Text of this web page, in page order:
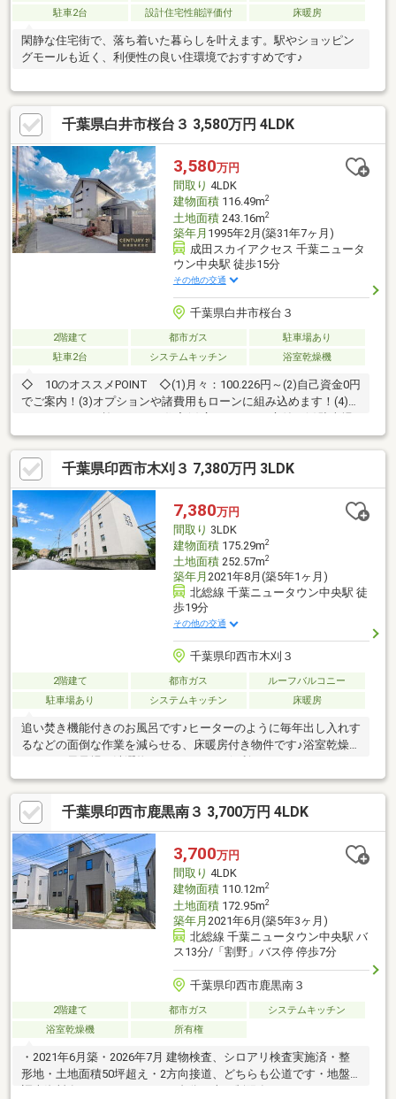
駐車2台
設計住宅性能評価付 床暖房
閑静な住宅街で、落ち着いた暮らしを叶えます。駅やショッピン
グモールも近く、利便性の良い住環境でおすすめです♪
千葉県白井市桜台３ 3,580万円 4LDK
3,580万円
間取り 4LDK
建物面積116.49m2
土地面積243.16m2
築年月 1995年2月(築31年7ヶ月)
成田スカイアクセス 千葉ニュータ
ウン中央駅 徒歩15分
その他の交通
千葉県白井市桜台３
2階建て 都市ガス
駐車場あり
駐車2台
システムキッチン 浴室乾燥機
◇ 10のオススメPOINT ◇(1)月々：100.226円～(2)自己資金0円
でご案内！(3)オプションや諸費用もローンに組み込めます！(4)エ
は２台縦列(7)２階にも洗面あり(8)全窓にシャッター雨戸付き(9)
生活環境充実の千葉NTエリア(10)住宅ローンに不安のある方、既
存借入のある方も◎■□■□■□■□■□■□■□■□■□■□■□■□■ ◆ご見学
ご希望のお客様◆ 担当まで直接ご連絡ください！ お問合せダイヤ
ル：090-5533-2081《担当：近藤》
千葉県印西市木刈３ 7,380万円 3LDK
7,380万円
間取り 3LDK
建物面積175.29m2
土地面積252.57m2
築年月 2021年8月(築5年1ヶ月)
北総線 千葉ニュータウン中央駅 徒
歩19分
その他の交通
千葉県印西市木刈３
2階建て 都市ガス
ルーフバルコニー
駐車場あり
システムキッチン 床暖房
追い焚き機能付きのお風呂です♪ヒーターのように毎年出し入れす
るなどの面倒な作業を減らせる、床暖房付き物件です♪浴室乾燥機
ンは必要な物が組み込まれているため、すぐ調理できます♪建物面
積175.29㎡の物件で広々してます♪解放感溢れる3LDKの物件はこ
ちらです♪南西向きの物件です(*^_^*)
千葉県印西市鹿黒南３ 3,700万円 4LDK
3,700万円
間取り 4LDK
建物面積110.12m2
土地面積172.95m2
築年月 2021年6月(築5年3ヶ月)
北総線 千葉ニュータウン中央駅 バ
ス13分/「割野」バス停 停歩7分
千葉県印西市鹿黒南３
2階建て 都市ガス
システムキッチン
浴室乾燥機
所有権
・2021年6月築・2026年7月 建物検査、シロアリ検査実施済・整
形地・土地面積50坪超え・2方向接道、どちらも公道です・地盤